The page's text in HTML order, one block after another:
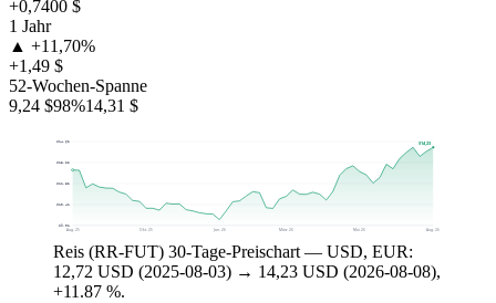
+0,7400 $
1 Jahr
▲ +11,70%
+1,49 $
52-Wochen-Spanne
9,24 $98%14,31 $
$9,01
$10,41
$11,82
$13,22
$14,62
Aug. 25 Okt. 25 Jan. 26 März 26 Mai 26 Aug. 26
$14,23
Reis (RR-FUT) 30-Tage-Preischart — USD, EUR:
12,72 USD (2025-08-03) → 14,23 USD (2026-08-08),
+11.87 %.